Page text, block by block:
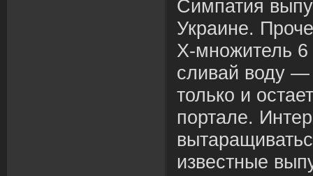
Симпатия
Украине.
Х-множитель
сливай воду —
только и
портале.
известные